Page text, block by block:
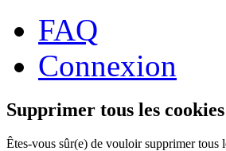
FAQ
Connexion
Supprimer tous les
Êtes-vous sûr(e) de vouloir supprimer tous